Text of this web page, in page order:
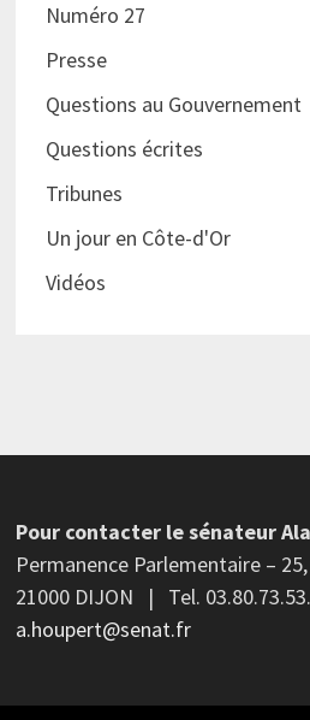
Numéro 27
Presse
Questions au Gouvernement
Questions écrites
Tribunes
Un jour en Côte-d'Or
Vidéos
Pour contacter le sénateur
Permanence Parlementaire –
21000 DIJON | Tel.
a.houpert@senat.fr